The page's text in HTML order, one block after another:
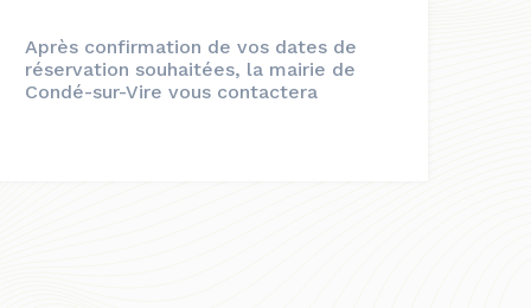
Après confirmation de vos dates de
réservation souhaitées, la mairie de
Condé-sur-Vire vous contactera